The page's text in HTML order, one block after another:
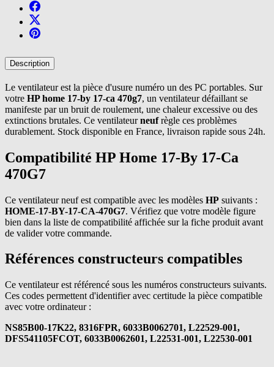
Description
Le ventilateur est la pièce d'usure numéro un des PC portables. Sur
votre HP home 17-by 17-ca 470g7, un ventilateur défaillant se
manifeste par un bruit de roulement, une chaleur excessive ou des
extinctions brutales. Ce ventilateurneufrègle ces problèmes
durablement. Stock disponible en France, livraison rapide sous 24h.
Compatibilité HP Home 17-By 17-Ca
470G7
Ce ventilateur neuf est compatible avec les modèles HP suivants :
HOME-17-BY-17-CA-470G7. Vérifiez que votre modèle figure
bien dans la liste de compatibilité affichée sur la fiche produit avant
de valider votre commande.
Références constructeurs compatibles
Ce ventilateur est référencé sous les numéros constructeurs suivants.
Ces codes permettent d'identifier avec certitude la pièce compatible
avec votre ordinateur :
NS85B00-17K22, 8316FPR, 6033B0062701, L22529-001,
DFS541105FCOT, 6033B0062601, L22531-001, L22530-001